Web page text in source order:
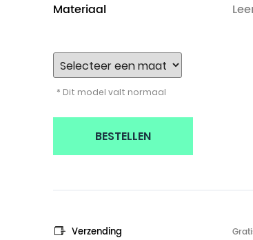
Materiaal
* Dit model valt normaal
BESTELLEN
Verzending